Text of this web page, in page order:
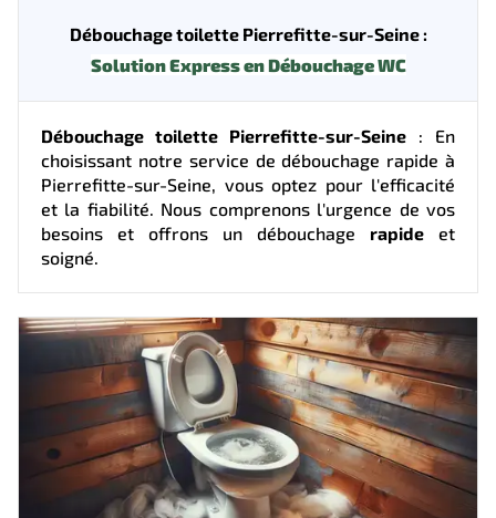
Débouchage toilette Pierrefitte-sur-Seine :
Solution Express en Débouchage WC
Débouchage toilette Pierrefitte-sur-Seine : En
choisissant notre service de débouchage rapide à
Pierrefitte-sur-Seine, vous optez pour l'efficacité
et la fiabilité. Nous comprenons l'urgence de vos
besoins et offrons un débouchage rapide et
soigné.